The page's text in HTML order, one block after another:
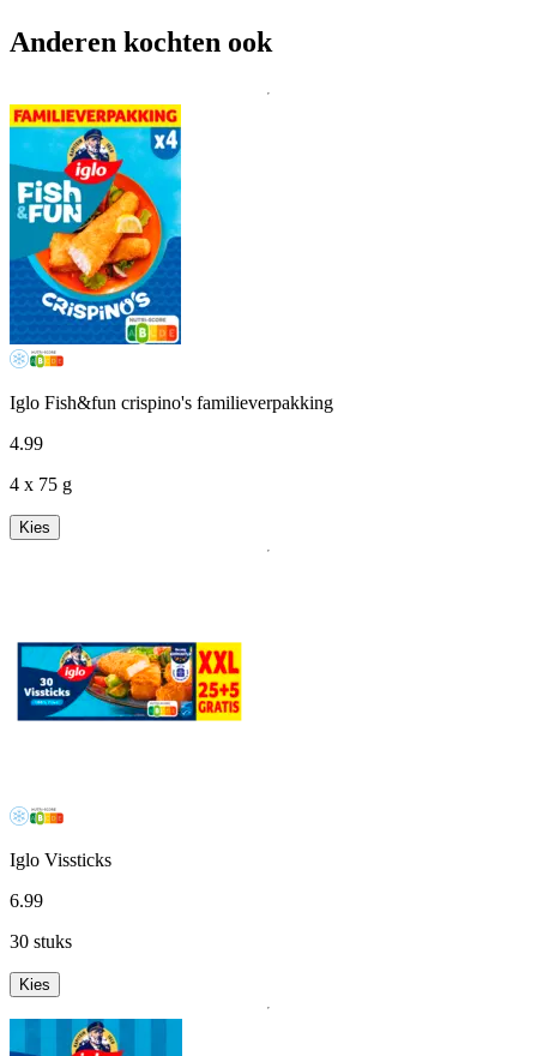
Anderen kochten ook
Iglo Fish&fun crispino's familieverpakking
4.99
4 x 75 g
Kies
Iglo Vissticks
6.99
30 stuks
Kies